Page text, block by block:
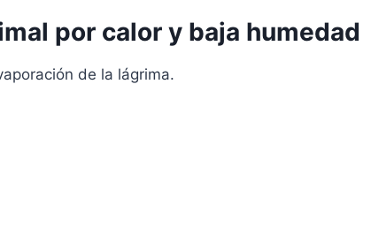
por calor y baja humedad
de la lágrima.